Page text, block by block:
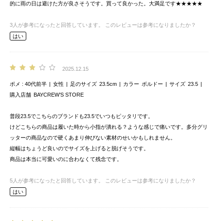
的に雨の日は避けた方が良さそうです。買って良かった。大満足です★★★★★
3 人が参考になったと回答しています。
このレビューは参考になりましたか？
はい
2025.12.15
ポメ 40代前半 女性 足のサイズ 23.5cm カラー ボルドー サイズ 23.5
購入店舗 BAYCREW’S STORE
普段23.5でこちらのブランドも23.5でいつもピッタリです。
けどこちらの商品は履いた時から小指が潰れる？ような感じで痛いです。多分グリ
ッターの商品なので硬くあまり伸びない素材のせいかもしれません。
縦幅はちょうど良いのでサイズを上げると脱げそうです。
商品は本当に可愛いのに合わなくて残念です。
5 人が参考になったと回答しています。
このレビューは参考になりましたか？
はい